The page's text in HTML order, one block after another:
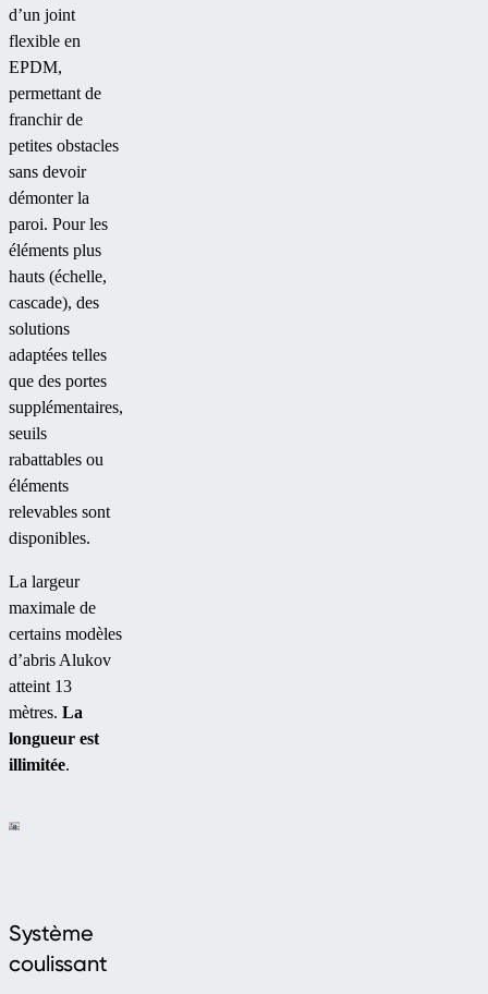
d’un joint
flexible en
EPDM,
permettant de
franchir de
petites obstacles
sans devoir
démonter la
paroi. Pour les
éléments plus
hauts (échelle,
cascade), des
solutions
adaptées telles
que des portes
supplémentaires,
seuils
rabattables ou
éléments
relevables sont
disponibles.
La largeur
maximale de
certains modèles
d’abris Alukov
atteint 13
mètres. La
longueur est
illimitée.
Système
coulissant